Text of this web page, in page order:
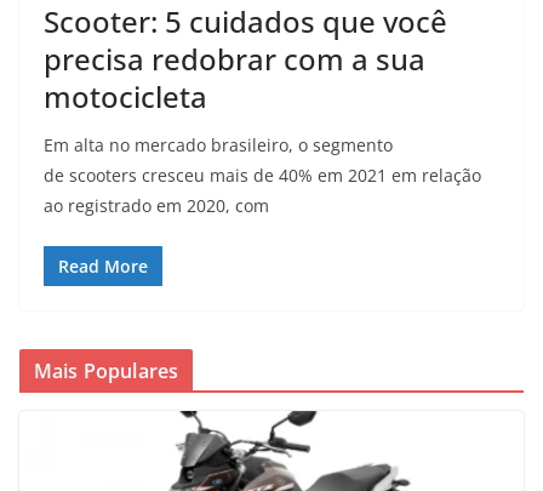
Scooter: 5 cuidados que você
precisa redobrar com a sua
motocicleta
Em alta no mercado brasileiro, o segmento
de scooters cresceu mais de 40% em 2021 em relação
ao registrado em 2020, com
Read More
Mais Populares